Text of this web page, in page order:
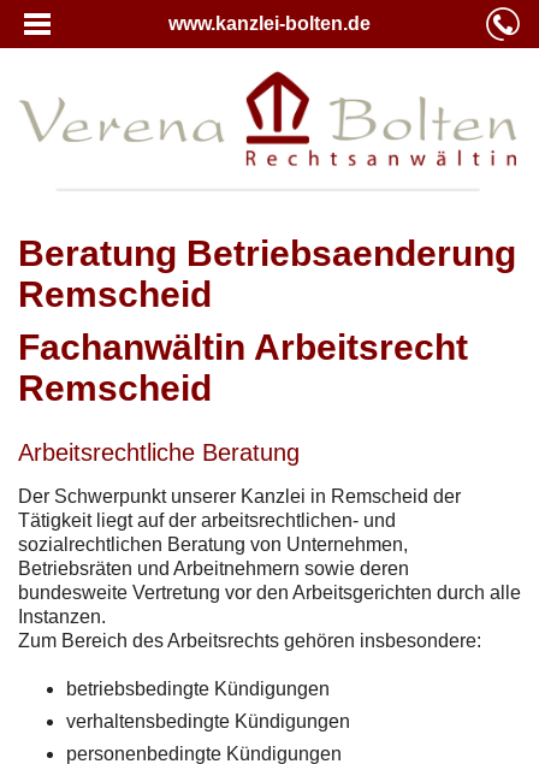
www.kanzlei-bolten.de
Beratung Betriebsaenderung
Remscheid
Fachanwältin Arbeitsrecht
Remscheid
Arbeitsrechtliche Beratung
Der Schwerpunkt unserer Kanzlei in Remscheid der
Tätigkeit liegt auf der arbeitsrechtlichen- und
sozialrechtlichen Beratung von Unternehmen,
Betriebsräten und Arbeitnehmern sowie deren
bundesweite Vertretung vor den Arbeitsgerichten durch alle
Instanzen.
Zum Bereich des Arbeitsrechts gehören insbesondere:
betriebsbedingte Kündigungen
verhaltensbedingte Kündigungen
personenbedingte Kündigungen